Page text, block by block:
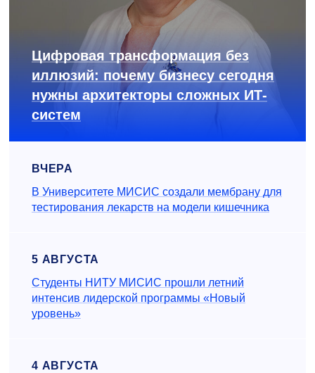
Цифровая трансформация без
иллюзий: почему бизнесу сегодня
нужны архитекторы сложных ИТ-
систем
ВЧЕРА
В Университете МИСИС создали мембрану для
тестирования лекарств на модели кишечника
5 АВГУСТА
Студенты НИТУ МИСИС прошли летний
интенсив лидерской программы «Новый
уровень»
4 АВГУСТА